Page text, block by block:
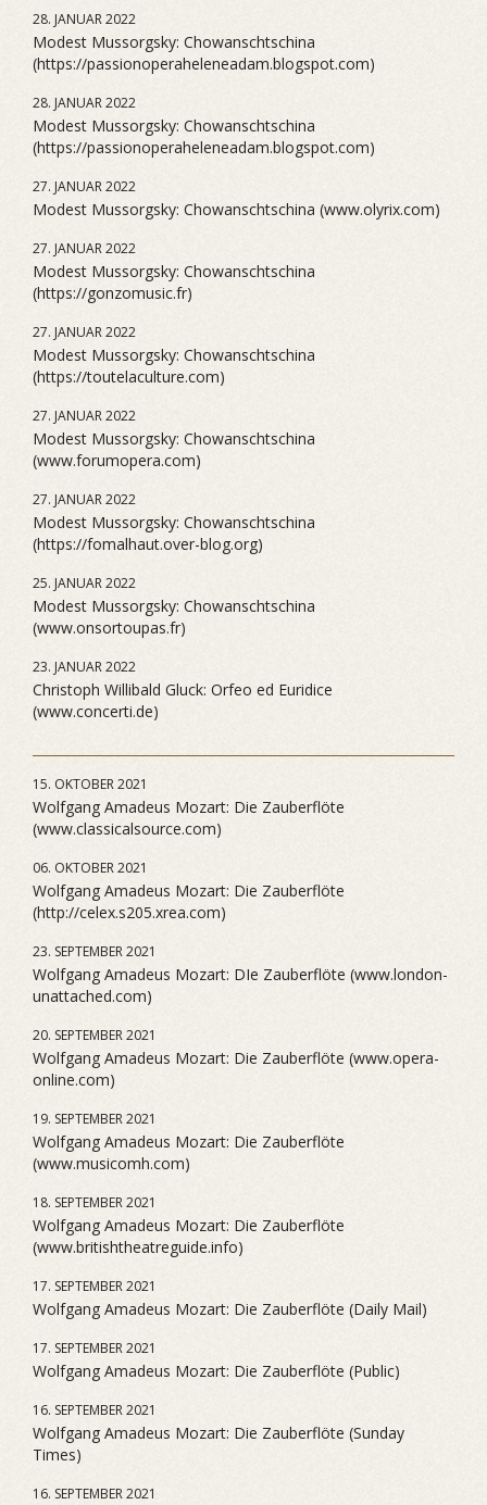
28. JANUAR 2022
Modest Mussorgsky: Chowanschtschina
(https://passionoperaheleneadam.blogspot.com)
28. JANUAR 2022
Modest Mussorgsky: Chowanschtschina
(https://passionoperaheleneadam.blogspot.com)
27. JANUAR 2022
Modest Mussorgsky: Chowanschtschina (www.olyrix.com)
27. JANUAR 2022
Modest Mussorgsky: Chowanschtschina
(https://gonzomusic.fr)
27. JANUAR 2022
Modest Mussorgsky: Chowanschtschina
(https://toutelaculture.com)
27. JANUAR 2022
Modest Mussorgsky: Chowanschtschina
(www.forumopera.com)
27. JANUAR 2022
Modest Mussorgsky: Chowanschtschina
(https://fomalhaut.over-blog.org)
25. JANUAR 2022
Modest Mussorgsky: Chowanschtschina
(www.onsortoupas.fr)
23. JANUAR 2022
Christoph Willibald Gluck: Orfeo ed Euridice
(www.concerti.de)
15. OKTOBER 2021
Wolfgang Amadeus Mozart: Die Zauberflöte
(www.classicalsource.com)
06. OKTOBER 2021
Wolfgang Amadeus Mozart: Die Zauberflöte
(http://celex.s205.xrea.com)
23. SEPTEMBER 2021
Wolfgang Amadeus Mozart: DIe Zauberflöte (www.london-
unattached.com)
20. SEPTEMBER 2021
Wolfgang Amadeus Mozart: Die Zauberflöte (www.opera-
online.com)
19. SEPTEMBER 2021
Wolfgang Amadeus Mozart: Die Zauberflöte
(www.musicomh.com)
18. SEPTEMBER 2021
Wolfgang Amadeus Mozart: Die Zauberflöte
(www.britishtheatreguide.info)
17. SEPTEMBER 2021
Wolfgang Amadeus Mozart: Die Zauberflöte (Daily Mail)
17. SEPTEMBER 2021
Wolfgang Amadeus Mozart: Die Zauberflöte (Public)
16. SEPTEMBER 2021
Wolfgang Amadeus Mozart: Die Zauberflöte (Sunday
Times)
16. SEPTEMBER 2021